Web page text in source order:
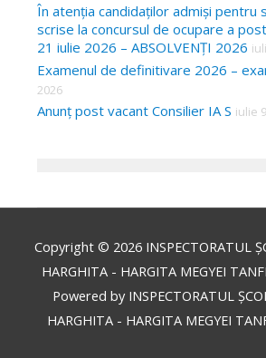
În atenția candidaților admiși pentru
scrise la concursul de ocupare a
21 iulie 2026 – ABSOLVENȚI 2026
Examenul de definitivare 2026 –
2026
Anunț post vacant Consilier IA S iulie
Copyright © 2026 INSPECTORATUL
HARGHITA - HARGITA MEGYEI
Powered by INSPECTORATUL
HARGHITA - HARGITA MEGYEI